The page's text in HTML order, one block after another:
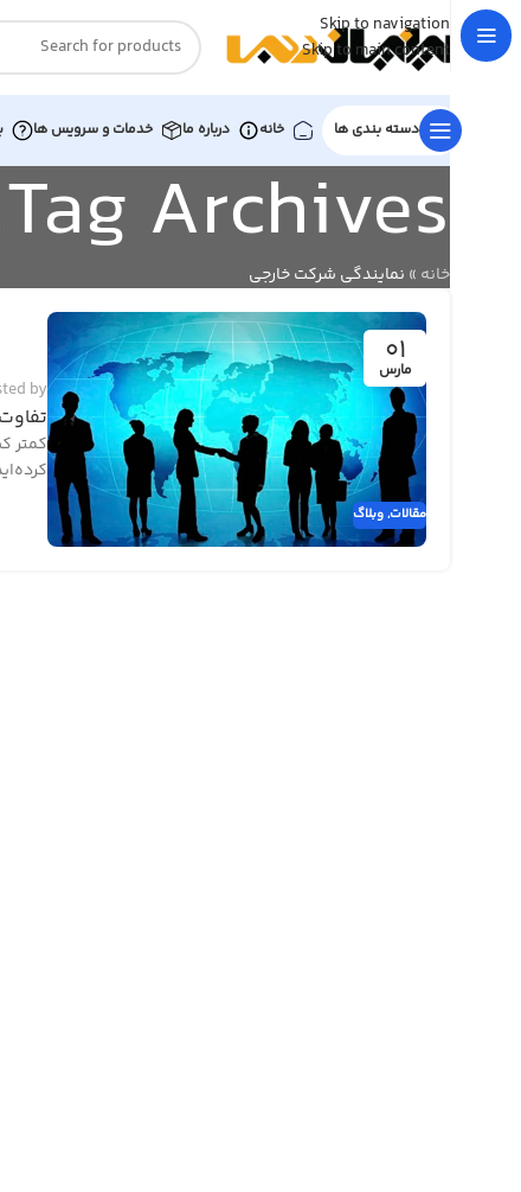
Skip to navigation
Skip to main content
دسته بندی ها خانه درباره ما خدمات و سرویس ها
Tag Archives: نمايندگي شركت خارجي
خانه » نمايندگي شركت خارجي
01
مارس
مقالات,وبلاگ
by
کمتر